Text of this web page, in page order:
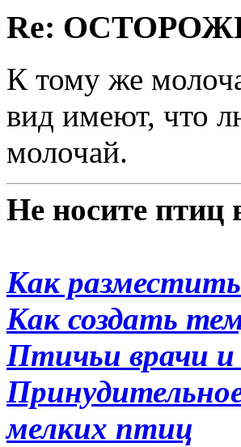
Re:
К тому же
вид имеют, что
молочай.
Не носите
Как
Как создать
Птичьи врачи
мелких птиц